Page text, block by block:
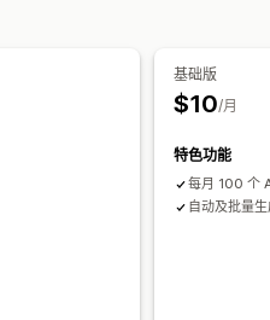
基础版
$10/月
特色功能
每月 100 个
自动及批量